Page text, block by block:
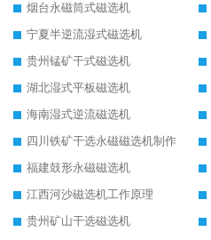
烟台永磁筒式磁选机
宁夏半逆流湿式磁选机
贵州锰矿干式磁选机
湖北湿式平板磁选机
海南湿式逆流磁选机
四川铁矿干选永磁磁选机制作
福建鼓形永磁磁选机
江西河沙磁选机工作原理
贵州矿山干选磁选机